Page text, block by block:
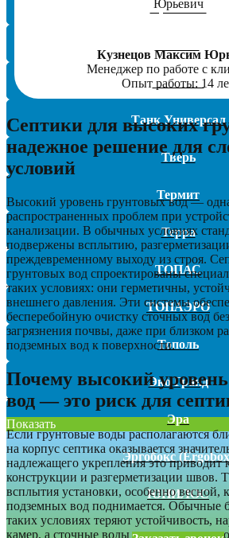
Кристалл
Малахит
Танк Универсал
Тверь
Термит
Терра
ТОПАС
ТОПАЭРО
Тополь
Эко Гранд
Эра
Эргобокс
ЮНИЛОС
Кузнецов Максим
Менеджер по работе с
Опыт работы: 14
Септики для высоких
надежное решение для
условий
Высокий уровень грунтовых вод —
распространенных проблем при
канализации. В обычных условиях
подвержены всплытию,
преждевременному выходу из строя.
грунтовых вод спроектированы
таких условиях: они герметичны,
внешнего давления. Эти системы
бесперебойную очистку сточных вод
загрязнения почвы, даже при близком
подземных вод к поверхности.
Почему высокий
вод — это риск для
Если грунтовые воды располагаются
на корпус септика оказывается
надлежащего укрепления это приводит
конструкции и разгерметизации швов.
всплытия установки, особенно весной,
подземных вод поднимается. Обычные
таких условиях теряют устойчивость,
камер, а сточные воды могут попасть
Показать